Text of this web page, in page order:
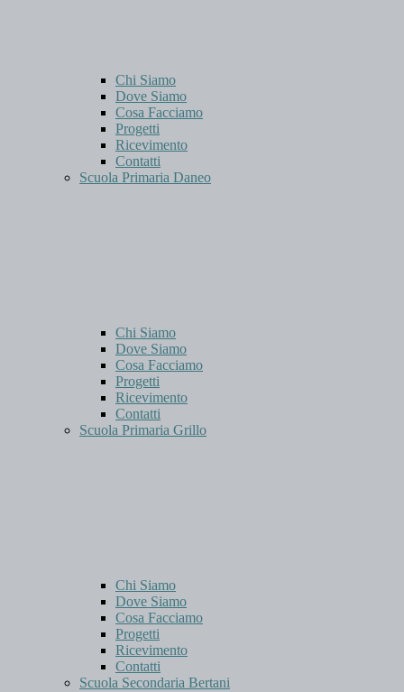
Chi Siamo
Dove Siamo
Cosa Facciamo
Progetti
Ricevimento
Contatti
Scuola Primaria Daneo
Chi Siamo
Dove Siamo
Cosa Facciamo
Progetti
Ricevimento
Contatti
Scuola Primaria Grillo
Chi Siamo
Dove Siamo
Cosa Facciamo
Progetti
Ricevimento
Contatti
Scuola Secondaria Bertani